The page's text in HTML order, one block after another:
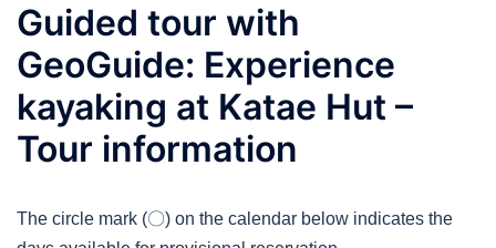
メ
ュ
ー
Guided tour with
GeoGuide: Experience
kayaking at Katae Hut –
Tour information
The circle mark (〇) on the calendar below indicates the